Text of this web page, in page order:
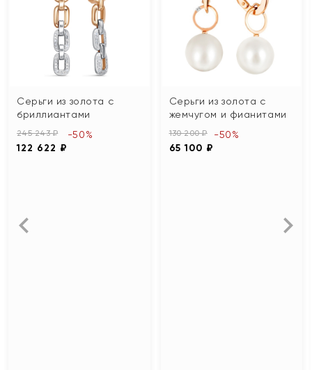
Серьги из золота с
бриллиантами
245 243 ₽
122 622 ₽
-50%
Серьги из золота с
жемчугом и фианитами
130 200 ₽
65 100 ₽
-50%